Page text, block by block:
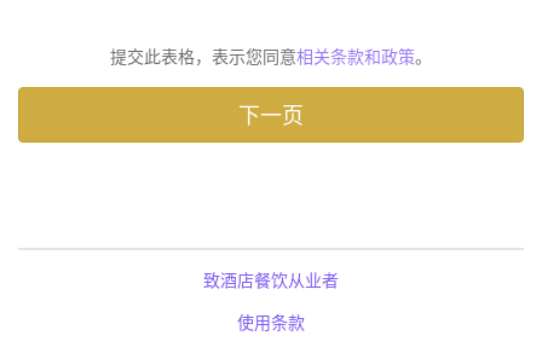
提交此表格，表示您同意相关条款和政策。
致酒店餐饮从业者
使用条款